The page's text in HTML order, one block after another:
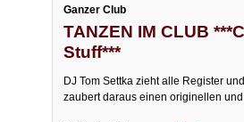
Ganzer Club
TANZEN IM CLUB
Stuff***
DJ Tom Settka zieht alle Register
zaubert daraus einen originellen